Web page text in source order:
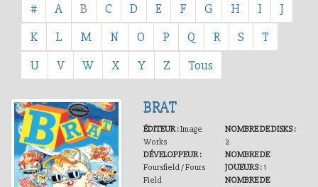
# A B C D E F G H I
J
K
L M N O P Q R S
T
U
V W X Y Z Tous
BRAT
ÉDITEUR :Image
Works
DÉVELOPPEUR :
Foursfield / Fours
Field
NOMBRE DE DISKS :
2
NOMBRE DE
JOUEURS :1
NOMBRE DE